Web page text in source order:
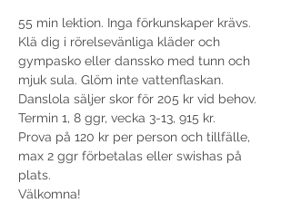
55 min lektion. Inga förkunskaper krävs.
Klä dig i rörelsevänliga kläder och
gympasko eller danssko med tunn och
mjuk sula. Glöm inte vattenflaskan.
Danslola säljer skor för 205 kr vid behov.
Termin 1, 8 ggr, vecka 3-13, 915 kr.
Prova på 120 kr per person och tillfälle,
max 2 ggr förbetalas eller swishas på
plats.
Välkomna!